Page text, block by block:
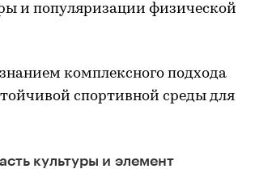
и популяризации физической
комплексного подхода
спортивной среды для
культуры и элемент